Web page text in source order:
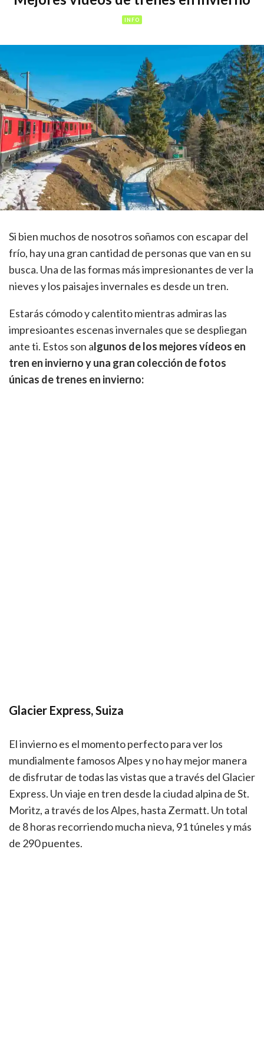
INFO
Si bien muchos de nosotros soñamos con escapar del
frío, hay una gran cantidad de personas que van en su
busca. Una de las formas más impresionantes de ver la
nieves y los paisajes invernales es desde un tren.
Estarás cómodo y calentito mientras admiras las
impresioantes escenas invernales que se despliegan
ante ti. Estos son algunos de los mejores vídeos en
tren en invierno y una gran colección de fotos
únicas de trenes en invierno:
Glacier Express, Suiza
El invierno es el momento perfecto para ver los
mundialmente famosos Alpes y no hay mejor manera
de disfrutar de todas las vistas que a través del Glacier
Express. Un viaje en tren desde la ciudad alpina de St.
Moritz, a través de los Alpes, hasta Zermatt. Un total
de 8 horas recorriendo mucha nieva, 91 túneles y más
de 290 puentes.